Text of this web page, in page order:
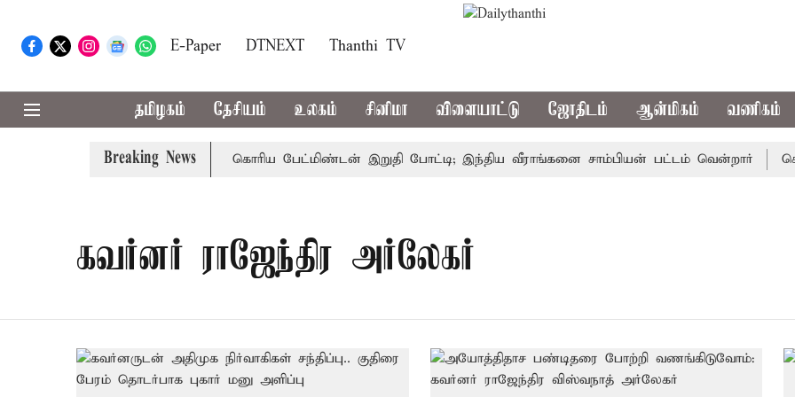
E-Paper DTNEXT Thanthi TV
தமிழகம் தேசியம் உலகம் சினிமா விளையாட்டு ஜோதிடம் ஆன்மிகம் வணிகம்
Breaking News
மழை பெய்ய வாய்ப்பு கொரிய பேட்மிண்டன் இறுதி போட்டி; இந்திய வீராங்கனை சாம்பியன் பட்டம் வென்றார்
கவர்னர் ராஜேந்திர அர்லேகர்